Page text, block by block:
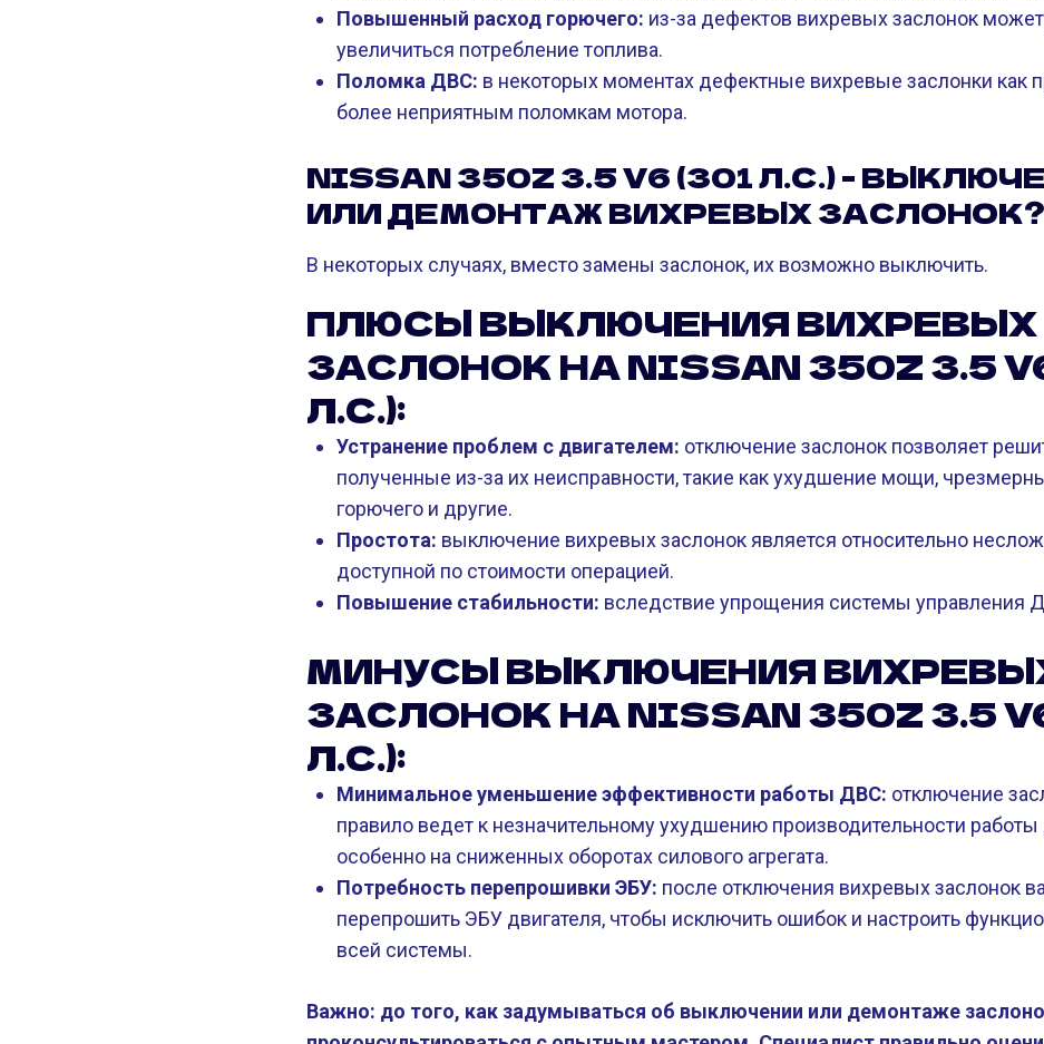
Повышенный расход горючего: из-за дефектов вихревых заслонок
увеличиться потребление топлива.
Поломка ДВС: в некоторых моментах дефектные вихревые заслонки как
более неприятным поломкам мотора.
NISSAN 350Z 3.5 V6 (301 Л.С.) -
ИЛИ ДЕМОНТАЖ ВИХРЕВЫХ ЗАСЛОНОК?
В некоторых случаях, вместо замены заслонок, их возможно выключить.
ПЛЮСЫ ВЫКЛЮЧЕНИЯ ВИХРЕВЫХ
ЗАСЛОНОК НА NISSAN 350Z 3.5
Л.С.):
Устранение проблем с двигателем: отключение заслонок позволяет
полученные из-за их неисправности, такие как ухудшение мощи,
горючего и другие.
Простота: выключение вихревых заслонок является относительно
доступной по стоимости операцией.
Повышение стабильности: вследствие упрощения системы управления
МИНУСЫ ВЫКЛЮЧЕНИЯ
ЗАСЛОНОК НА NISSAN 350Z 3.5
Л.С.):
Минимальное уменьшение эффективности работы ДВС: отключение
правило ведет к незначительному ухудшению производительности работы
особенно на сниженных оборотах силового агрегата.
Потребность перепрошивки ЭБУ: после отключения вихревых заслонок
перепрошить ЭБУ двигателя, чтобы исключить ошибок и настроить
всей системы.
Важно: до того, как задумываться об выключении или демонтаже